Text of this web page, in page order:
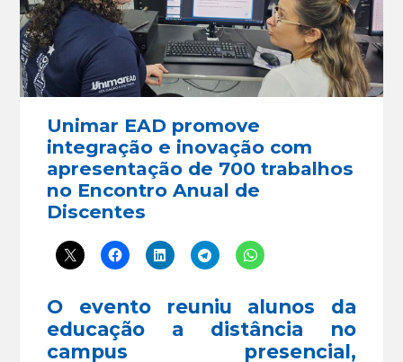
Unimar EAD promove
integração e inovação com
apresentação de 700 trabalhos
no Encontro Anual de
Discentes
O evento reuniu alunos da
educação a distância no
campus presencial,